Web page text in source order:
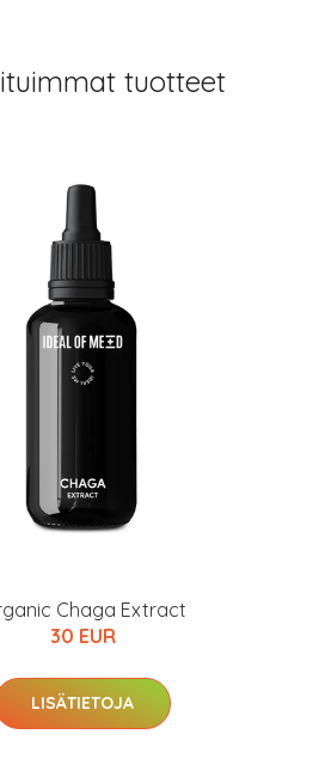
tuotteet
Chaga Extract
30 EUR
LISÄTIETOJA